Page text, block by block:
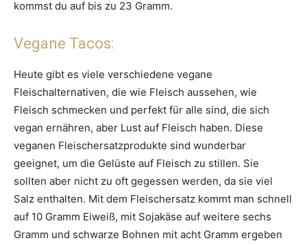
kommst du auf bis zu 23 Gramm.
Vegane Tacos:
Heute gibt es viele verschiedene vegane
Fleischalternativen, die wie Fleisch aussehen, wie
Fleisch schmecken und perfekt für alle sind, die sich
vegan ernähren, aber Lust auf Fleisch haben. Diese
veganen Fleischersatzprodukte sind wunderbar
geeignet, um die Gelüste auf Fleisch zu stillen. Sie
sollten aber nicht zu oft gegessen werden, da sie viel
Salz enthalten. Mit dem Fleischersatz kommt man schnell
auf 10 Gramm Eiweiß, mit Sojakäse auf weitere sechs
Gramm und schwarze Bohnen mit acht Gramm ergeben